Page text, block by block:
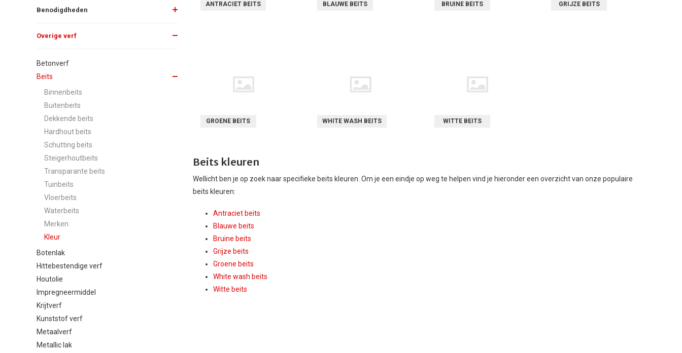
Benodigdheden
Overige verf
Betonverf
Beits
Binnenbeits
Buitenbeits
Dekkende beits
Hardhout beits
Schutting beits
Steigerhoutbeits
Transparante beits
Tuinbeits
Vloerbeits
Waterbeits
Merken
Kleur
Botenlak
Hittebestendige verf
Houtolie
Impregneermiddel
Krijtverf
Kunststof verf
Metaalverf
Metallic lak
ANTRACIET BEITS BLAUWE BEITS BRUINE BEITS GRIJZE BEITS
GROENE BEITS WHITE WASH BEITS WITTE BEITS
Beits kleuren
Wellicht ben je op zoek naar specifieke beits kleuren. Om je een eindje op weg te helpen vind je hieronder een overzicht van onze populaire
beits kleuren:
Antraciet beits
Blauwe beits
Bruine beits
Grijze beits
Groene beits
White wash beits
Witte beits